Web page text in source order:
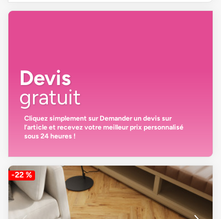
Devis
gratuit
Cliquez simplement sur Demander un devissur
l’article et recevez votremeilleur prix personnalisé
sous 24 heures !
-22 %